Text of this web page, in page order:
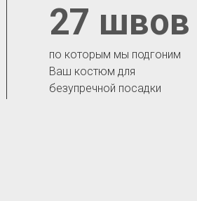
по которым мы подгоним
Ваш костюм для
безупречной посадки
27 швов